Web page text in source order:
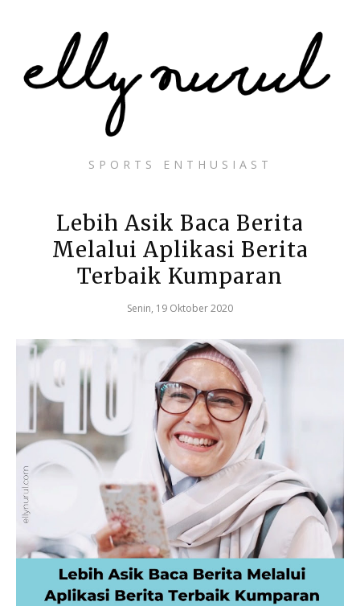
SPORTS ENTHUSIAST
Lebih Asik Baca Berita
Melalui Aplikasi Berita
Terbaik Kumparan
Senin, 19 Oktober 2020